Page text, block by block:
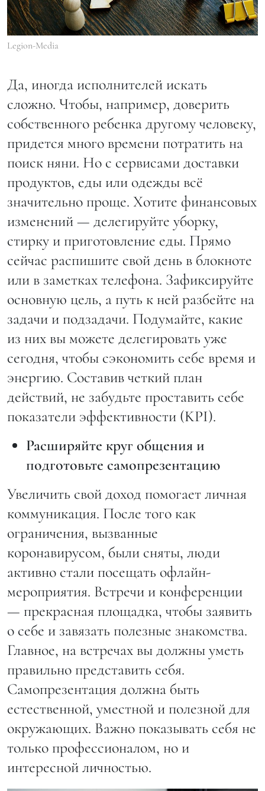
Legion-Media
Да, иногда исполнителей искать
сложно. Чтобы, например, доверить
собственного ребенка другому человеку,
придется много времени потратить на
поиск няни. Но с сервисами доставки
продуктов, еды или одежды всё
значительно проще. Хотите финансовых
изменений — делегируйте уборку,
стирку и приготовление еды. Прямо
сейчас распишите свой день в блокноте
или в заметках телефона. Зафиксируйте
основную цель, а путь к ней разбейте на
задачи и подзадачи. Подумайте, какие
из них вы можете делегировать уже
сегодня, чтобы сэкономить себе время и
энергию. Составив четкий план
действий, не забудьте проставить себе
показатели эффективности (KPI).
Расширяйте круг общения и
подготовьте самопрезентацию
Увеличить свой доход помогает личная
коммуникация. После того как
ограничения, вызванные
коронавирусом, были сняты, люди
активно стали посещать офлайн-
мероприятия. Встречи и конференции
— прекрасная площадка, чтобы заявить
о себе и завязать полезные знакомства.
Главное, на встречах вы должны уметь
правильно представить себя.
Самопрезентация должна быть
естественной, уместной и полезной для
окружающих. Важно показывать себя не
только профессионалом, но и
интересной личностью.